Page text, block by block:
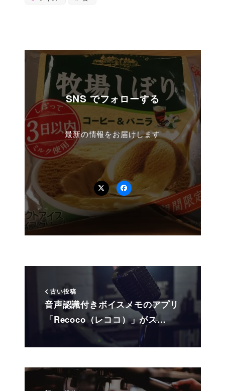
SNS でフォローする
最新の情報をお届けします
TwitterFacebook
古い投稿
音声認識付きボイスメモのアプリ
「Recoco（レココ）」がス…